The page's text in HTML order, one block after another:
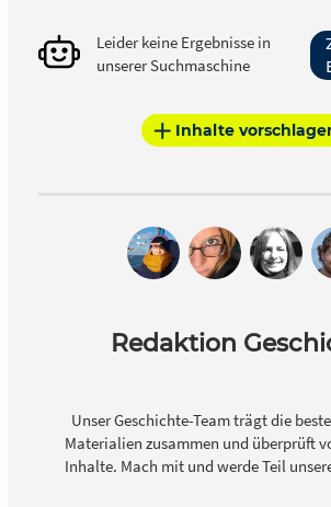
Leider keine Ergebnisse in
unserer Suchmaschine
Inhalte
Redaktion
Unser Geschichte-Team trägt die
Materialien zusammen und überprüft
Inhalte. Mach mit und werde Teil